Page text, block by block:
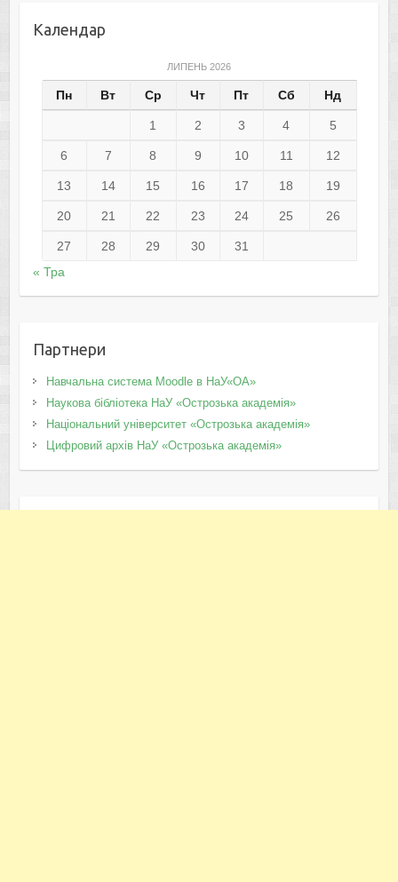
Календар
ЛИПЕНЬ 2026
Пн Вт Ср Чт Пт Сб Нд
1 2 3 4 5
6 7 8 9 10 11 12
13 14 15 16 17 18 19
20 21 22 23 24 25 26
27 28 29 30
31
« Тра
Партнери
Навчальна система Moodle в НаУ«ОА»
Наукова бібліотека НаУ «Острозька академія»
Національний університет «Острозька академія»
Цифровий архів НаУ «Острозька академія»